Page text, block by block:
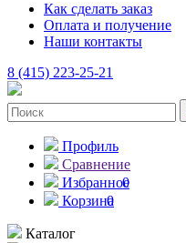
Как сделать заказ
Оплата и получение
Наши контакты
8 (415) 223-25-21
Профиль
Сравнение
Избранное
0
Корзина
0
Каталог